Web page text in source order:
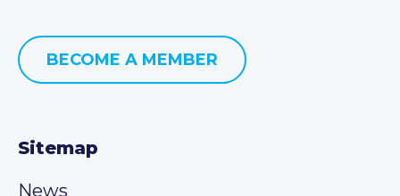
BECOME A MEMBER
Sitemap
News